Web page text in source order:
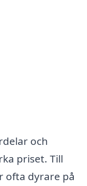
och
priset. Till
ofta dyrare på